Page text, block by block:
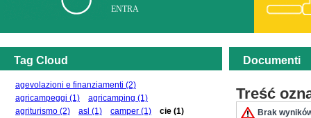
ENTRA
Tag Cloud
agevolazioni e finanziamenti (2)
agricampeggi (1) agricamping (1)
agriturismo (2) asl (1) camper (1) cie (1)
Documenti
Treść
Brak